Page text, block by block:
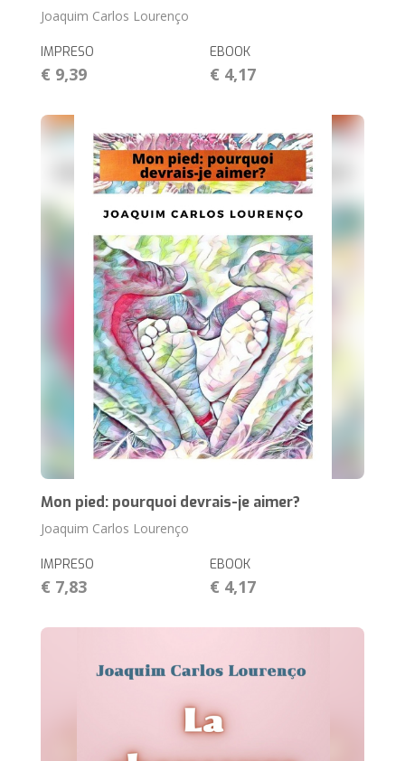
Joaquim Carlos Lourenço
IMPRESO
€ 9,39
EBOOK
€ 4,17
Mon pied: pourquoi devrais-je aimer?
Joaquim Carlos Lourenço
IMPRESO
€ 7,83
EBOOK
€ 4,17